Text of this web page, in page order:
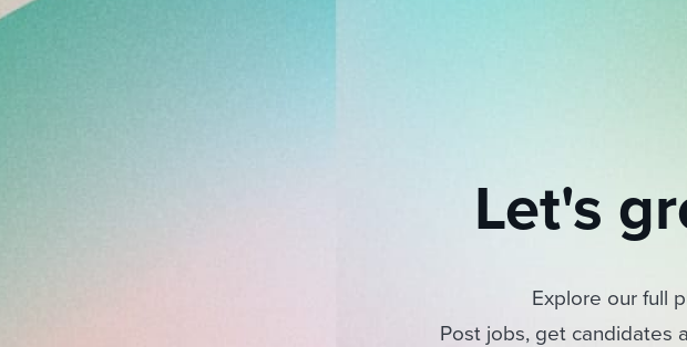
Let's
Explore our full
Post jobs, get candidates